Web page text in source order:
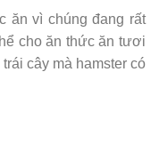
ăn vì chúng đang rất
cho ăn thức ăn tươi
cây mà hamster có